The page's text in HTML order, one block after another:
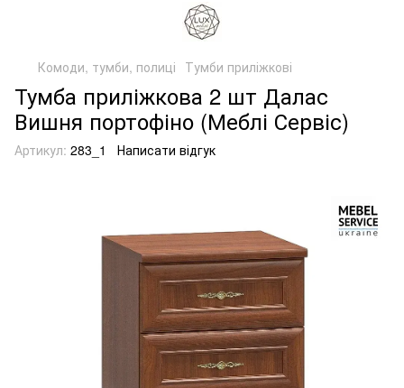
Комоди, тумби, полиці Тумби приліжкові
Тумба приліжкова 2 шт Далас
Вишня портофіно (Меблі Сервіс)
Артикул: 283_1 Написати відгук